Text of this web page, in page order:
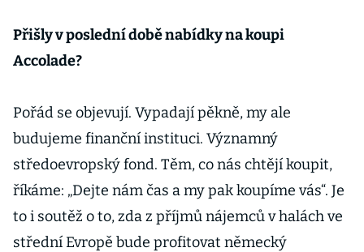
Přišly v poslední době nabídky na koupi
Accolade?
Pořád se objevují. Vypadají pěkně, my ale
budujeme finanční instituci. Významný
středoevropský fond. Těm, co nás chtějí koupit,
říkáme: „Dejte nám čas a my pak koupíme vás“. Je
to i soutěž o to, zda z příjmů nájemců v halách ve
střední Evropě bude profitovat německý